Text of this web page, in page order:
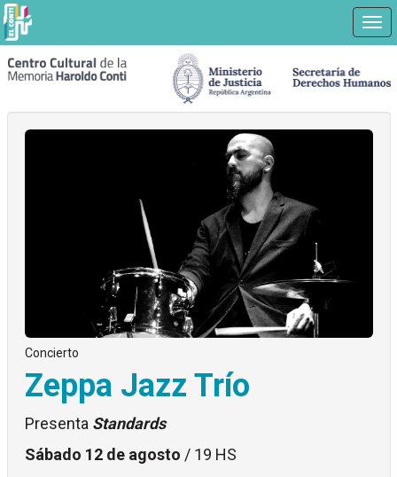
Concierto
Zeppa Jazz Trío
Presenta Standards
Sábado 12 de agosto / 19 HS